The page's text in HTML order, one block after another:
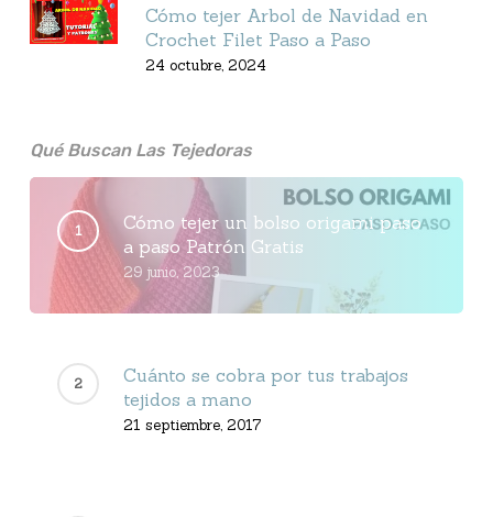
Cómo tejer Arbol de Navidad en
Crochet Filet Paso a Paso
24 octubre, 2024
Qué Buscan Las Tejedoras
Cómo tejer un bolso origami paso
a paso Patrón Gratis
29 junio, 2023
Cuánto se cobra por tus trabajos
tejidos a mano
21 septiembre, 2017